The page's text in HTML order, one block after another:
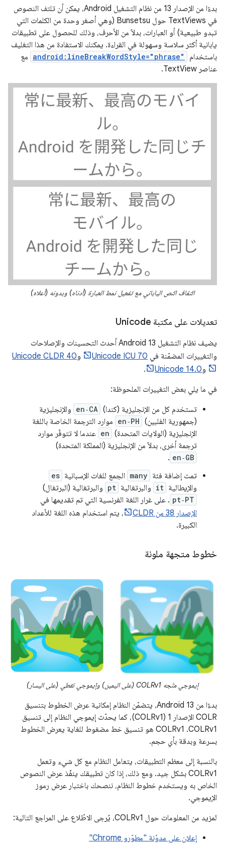
بدءًا من الإصدار 13 من نظام التشغيل Android، يمكن أن تلتف النصوص
في TextViews حول Bunsetsu (وهي أصغر وحدة من الكلمات التي
تبدو طبيعية) أو العبارات، بدلاً من الأحرف، وذلك للحصول على تطبيقات
يابانية أكثر سلاسة وسهولة في القراءة. يمكنك الاستفادة من هذا التغليف
باستخدام
android:lineBreakWordStyle="phrase" مع
عناصر TextView.
التفاف النص الياباني مع تفعيل نمط العبارة (أدناه) وبدونه (أعلاه)
تعديلات على مكتبة Unicode
يضيف نظام التشغيل Android 13 أحدث التحسينات والإصلاحات
والتغييرات المضمّنة في Unicode ICU 70 وUnicode CLDR 40
وUnicode 14.0
.
في ما يلي بعض التغييرات الملحوظة:
تستخدم كل من الإنجليزية (كندا) en‑CA والإنجليزية
(جمهورية الفلبين) en‑PH موارد الترجمة الخاصة باللغة
الإنجليزية (الولايات المتحدة) en عندما لا تتوفّر موارد
ترجمة أخرى، بدلاً من الإنجليزية (المملكة المتحدة)
en‑GB
.
تمت إضافة فئة many الجمع للغات الإسبانية es
والإيطالية it والبرتغالية pt والبرتغالية (البرتغال)
pt‑PT . على غرار اللغة الفرنسية التي تم تقديمها في
الإصدار 38 من CLDR
، يتم استخدام هذه اللغة للأعداد
الكبيرة.
خطوط متجهة ملونة
إيموجي متّجه COLRv1 (على اليمين) وإيموجي نقطي (على اليسار)
بدءًا من Android 13، يتضمّن النظام إمكانية عرض الخطوط بتنسيق
COLR الإصدار 1 (COLRv1)، كما يحدّث إيموجي النظام إلى تنسيق
COLRv1. ‫COLRv1 هو تنسيق خط مضغوط للغاية يعرض الخطوط
بسرعة وبدقة بأي حجم.
بالنسبة إلى معظم التطبيقات، يتعامل النظام مع كل شيء وتعمل
COLRv1 بشكل جيد. ومع ذلك، إذا كان تطبيقك ينفّذ عرض النصوص
الخاص به ويستخدم خطوط النظام، ننصحك باختبار عرض رموز
الإيموجي.
لمزيد من المعلومات حول COLRv1، يُرجى الاطّلاع على المراجع التالية:
إعلان على مدوّنة "مطوّرو Chrome"